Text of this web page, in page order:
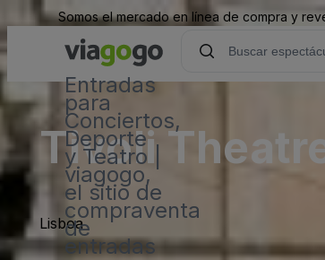
Somos el mercado en línea de compra y
Entradas
para
Conciertos,
Deporte
y Teatro |
viagogo,
el sitio de
compraventa
de
entradas
Tivoli
Lisboa